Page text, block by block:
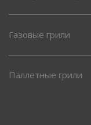
Газовые грили
Паллетные грили